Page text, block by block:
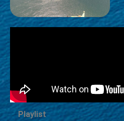
Playlist